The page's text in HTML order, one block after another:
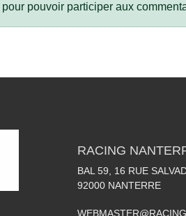
pour pouvoir participer aux
RACING
BAL 59, 16 RUE
92000 NANTERRE